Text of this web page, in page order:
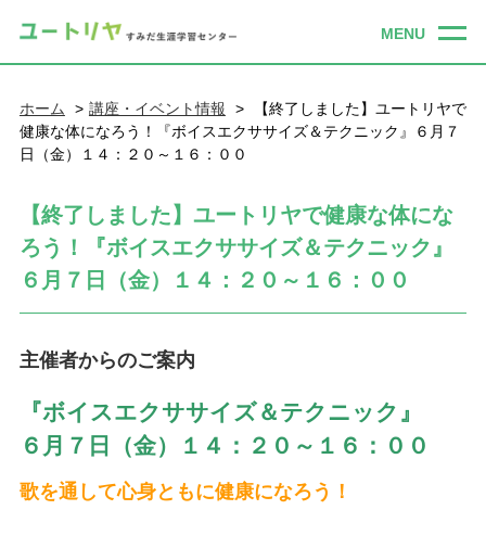
ホーム 講座・イベント情報
【終了しました】ユートリヤで
健康な体になろう！『ボイスエクササイズ＆テクニック』６月７
日（金）１４：２０～１６：００
【終了しました】ユートリヤで健康な体にな
ろう！『ボイスエクササイズ＆テクニック』
６月７日（金）１４：２０～１６：００
主催者からのご案内
『ボイスエクササイズ＆テクニック』
６月７日（金）１４：２０～１６：００
歌を通して心身ともに健康になろう！